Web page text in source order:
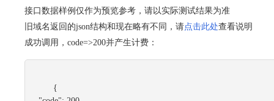
接口数据样例仅作为预览参考，请以实际测试结果为准
旧域名返回的json结构和现在略有不同，请点击此处查看说明
成功调用，code=>200并产生计费：